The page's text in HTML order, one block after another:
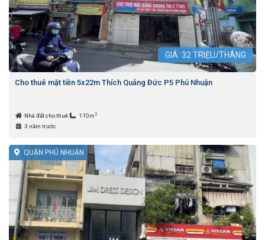
GIÁ: 32 TRIỆU/THÁNG
Cho thuê mặt tiền 5x22m Thích Quảng Đức P5 Phú Nhuận
Nhà đất cho thuê 110m 2
3 năm trước
QUẬN PHÚ NHUẬN